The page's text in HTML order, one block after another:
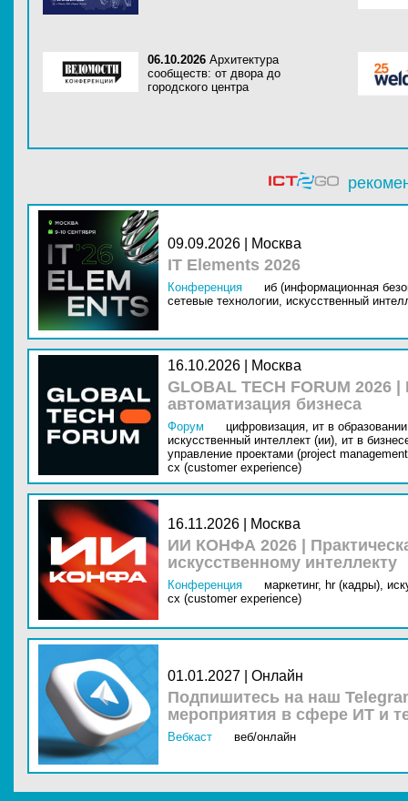
06.10.2026 Архитектура
сообществ: от двора до
городского центра
09.09.2026 | Москва
IT Elements 2026
Конференция
иб (информационная
сетевые технологии, искусственный
16.10.2026 | Москва
GLOBAL TECH FORUM
автоматизация бизнеса
Форум цифровизация, ит в
искусственный интеллект (ии), ит в
управление проектами (project
cx (customer experience)
16.11.2026 | Москва
ИИ КОНФА 2026 |
искусственному интеллекту
Конференция маркетинг, hr (кадры),
cx (customer experience)
01.01.2027 | Онлайн
Подпишитесь на наш
мероприятия в сфере ИТ и
Вебкаст веб/онлайн